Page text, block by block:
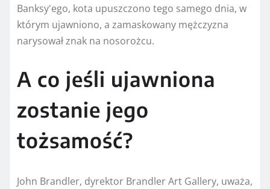
Banksy'ego, kota upuszczono tego samego dnia, w
którym ujawniono, a zamaskowany mężczyzna
narysował znak na nosorożcu.
A co jeśli ujawniona
zostanie jego
tożsamość?
John Brandler, dyrektor Brandler Art Gallery, uważa,